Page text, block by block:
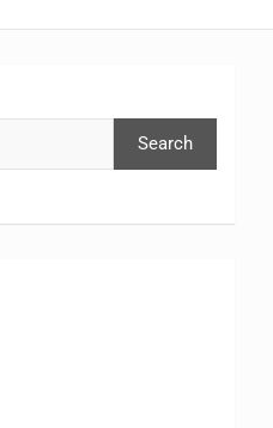
Search